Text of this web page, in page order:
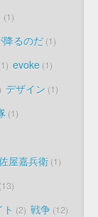
1
降るのだ 1
1 evoke 1
デザイン 1
1
屋嘉兵衛 1
13
2 戦争 12